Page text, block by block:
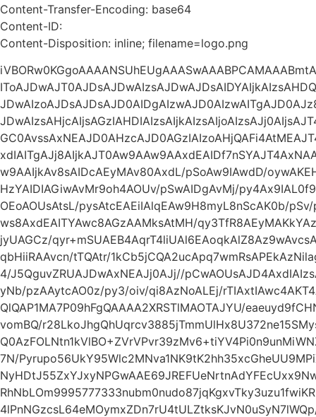
Content-Transfer-Encoding: base64
Content-ID:
Content-Disposition: inline; filename=logo.png
w9AAIjkAv8sAIDcAEyMAv80AxdL/pSoAw9IAwdD/
HzYAIDIAGiwAvMr9oh4AOUv/pSwAIDgAvMj/
OEoAOUsAtsL/pysAtcEAEiIAlqEAw9H8myL8nScAK0b/
ws8AxdEAITYAwc8AGzAAMksAtMH/
jyUAGCz/
qbHiiRAAvcn/tTQAtr/
4/J5QguvZRUAJDwAxNEAJj0AJj//
yNb/pzAAytcAO0z/py3/oiv/qi8AzNoALEj/
QlQAP1MA7P09hFgQAAAA2XRSTlMAOTAJYU/
vomBQ/
7N/